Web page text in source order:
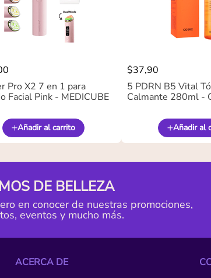
Pro X2 7 en 1 para
Facial Pink - MEDICUBE
Añadir al carrito
$37,90
5 PDRN B5 Vital
Calmante 280ml -
Añadir al
DE BELLEZA
en conocer de nuestras promociones,
eventos y mucho más.
ACERCA DE